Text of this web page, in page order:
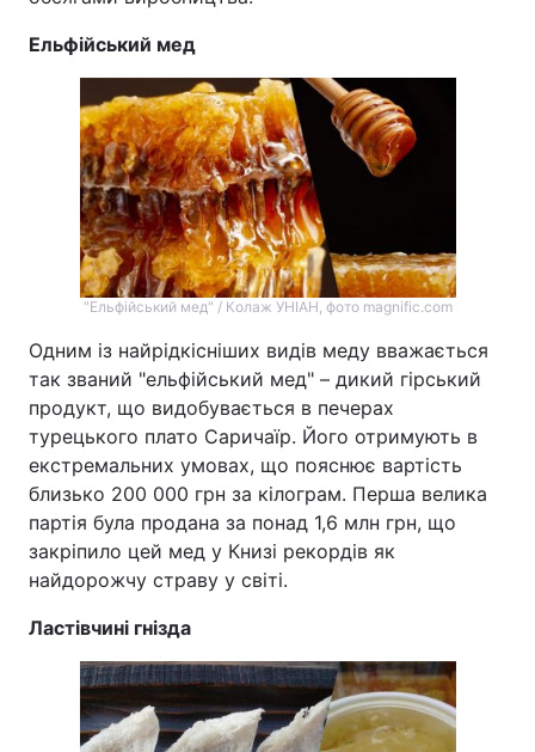
Ельфійський мед
"Ельфійський мед" / Колаж УНІАН, фото magnific.com
Одним із найрідкісніших видів меду вважається
так званий "ельфійський мед" – дикий гірський
продукт, що видобувається в печерах
турецького плато Саричаїр. Його отримують в
екстремальних умовах, що пояснює вартість
близько 200 000 грн за кілограм. Перша велика
партія була продана за понад 1,6 млн грн, що
закріпило цей мед у Книзі рекордів як
найдорожчу страву у світі.
Ластівчині гнізда